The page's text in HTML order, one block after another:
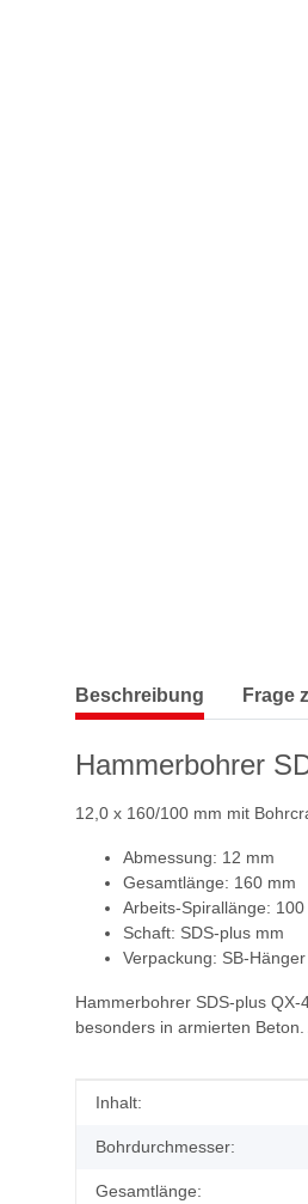
Beschreibung Frage
Hammerbohrer
12,0 x 160/100 mm mit
Abmessung: 12 mm
Gesamtlänge: 160 mm
Arbeits-Spirallänge: 100
Schaft: SDS-plus mm
Verpackung: SB-Hänger
Hammerbohrer SDS-plus
besonders in armierten
Produkteigenschaft
Wert
Inhalt:
Bohrdurchmesser:
Gesamtlänge: